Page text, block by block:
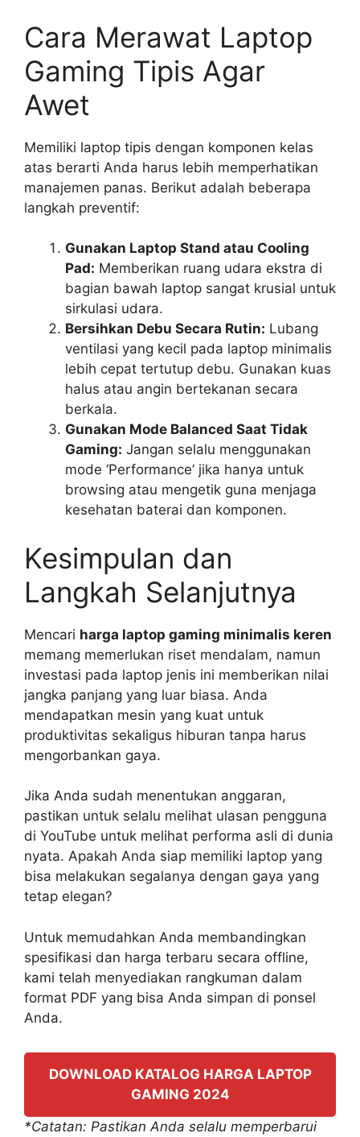
Cara Merawat Laptop
Gaming Tipis Agar
Awet
Memiliki laptop tipis dengan komponen kelas
atas berarti Anda harus lebih memperhatikan
manajemen panas. Berikut adalah beberapa
langkah preventif:
Gunakan Laptop Stand atau Cooling
Pad: Memberikan ruang udara ekstra di
bagian bawah laptop sangat krusial untuk
sirkulasi udara.
Bersihkan Debu Secara Rutin: Lubang
ventilasi yang kecil pada laptop minimalis
lebih cepat tertutup debu. Gunakan kuas
halus atau angin bertekanan secara
berkala.
Gunakan Mode Balanced Saat Tidak
Gaming: Jangan selalu menggunakan
mode ‘Performance’ jika hanya untuk
browsing atau mengetik guna menjaga
kesehatan baterai dan komponen.
Kesimpulan dan
Langkah Selanjutnya
Mencari harga laptop gaming minimalis keren
memang memerlukan riset mendalam, namun
investasi pada laptop jenis ini memberikan nilai
jangka panjang yang luar biasa. Anda
mendapatkan mesin yang kuat untuk
produktivitas sekaligus hiburan tanpa harus
mengorbankan gaya.
Jika Anda sudah menentukan anggaran,
pastikan untuk selalu melihat ulasan pengguna
di YouTube untuk melihat performa asli di dunia
nyata. Apakah Anda siap memiliki laptop yang
bisa melakukan segalanya dengan gaya yang
tetap elegan?
Untuk memudahkan Anda membandingkan
spesifikasi dan harga terbaru secara offline,
kami telah menyediakan rangkuman dalam
format PDF yang bisa Anda simpan di ponsel
Anda.
DOWNLOAD KATALOG HARGA LAPTOP
GAMING 2024
*Catatan: Pastikan Anda selalu memperbarui